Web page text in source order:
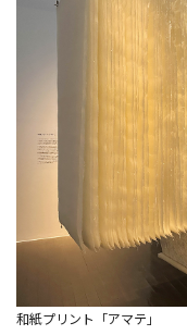
和紙プリント「アマテ」